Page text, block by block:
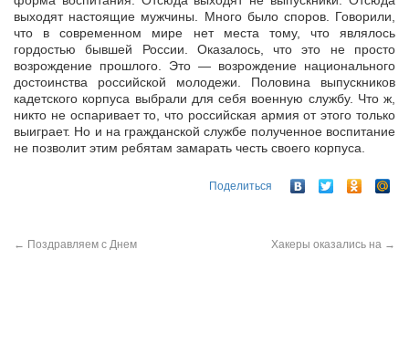
выходят настоящие мужчины. Много было споров. Говорили,
что в современном мире нет места тому, что являлось
гордостью бывшей России. Оказалось, что это не просто
возрождение прошлого. Это — возрождение национального
достоинства российской молодежи. Половина выпускников
кадетского корпуса выбрали для себя военную службу. Что ж,
никто не оспаривает то, что российская армия от этого только
выиграет. Но и на гражданской службе полученное воспитание
не позволит этим ребятам замарать честь своего корпуса.
Поделиться
← Поздравляем с Днем Хакеры оказались на →